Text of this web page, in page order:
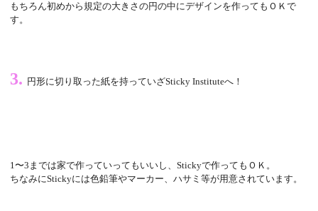
もちろん初めから規定の大きさの円の中にデザインを作ってもＯＫで
す。
3. 円形に切り取った紙を持っていざSticky Instituteへ！
1〜3までは家で作っていってもいいし、Stickyで作ってもＯＫ。
ちなみにStickyには色鉛筆やマーカー、ハサミ等が用意されています。